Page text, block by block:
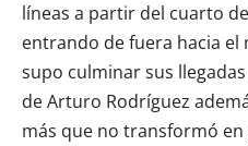
líneas a partir del cuarto
entrando de fuera hacia
supo culminar sus
de Arturo Rodríguez
más que no transformó en